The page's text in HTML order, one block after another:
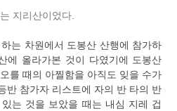
지리산이었다.
는 차원에서 도봉산 산행에 참가하
에 올라가본 것이 다였기에 도봉산
를 때의 아찔함을 아직도 잊을 수가
반 참가자 리스트에 자의 반 타의 반
는 것을 보았을 때는 내심 지레 겁